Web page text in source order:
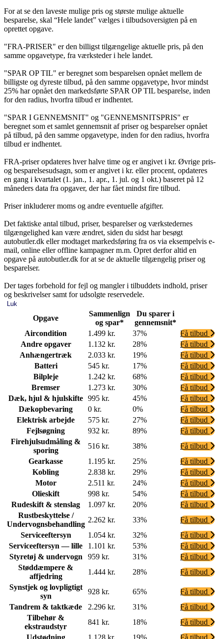
For at se den laveste mulige pris og største mulige aktuelle
besparelse, skal “Hele landet” vælges i tilbudsoversigten på en
oprettet opgave.
"FRA-PRISER" er den billigst tilgængelige aktuelle pris, på den
samme opgavetype, fra værksteder i hele landet.
"SPAR OP TIL" er beregnet som besparelsen opnået mellem de
billigste og dyreste tilbud, på den samme opgavetype, hvor mindst
25% har opnået den markedsførte SPAR OP TIL besparelse, inden
for den radius, hvorfra tilbud er indhentet.
"SPAR I GENNEMSNIT" og "GENNEMSNITSPRIS" er
beregnet som et samlet gennemsnit af priser og besparelser opnået
på tilbud, på den samme opgavetype, inden for den radius, hvorfra
tilbud er indhentet.
FRA-priser opdateres hver halve time og er angivet i kr. Øvrige pris-
og besparelsesudsagn, som er angivet i kr. eller procent, opdateres
en gang i kvartalet (1. jan., 1. apr., 1. jul. og 1 okt.) baseret på 12
måneders data fra opgaver, der har fået mindst fire tilbud.
Priser inkluderer moms og andre eventuelle afgifter.
Det faktiske antal tilbud, priser, besparelser og værkstedernes
tilgængelighed kan være ændret, siden du sidst har besøgt
autobutler.dk eller modtaget markedsføring fra os via eksempelvis e-
mail, online eller offline kampagner m.m. Opret derfor altid en
opgave på autobutler.dk for at se de aktuelle tilgængelig priser og
besparelser.
Der tages forbehold for fejl og mangler i tilbuddets indhold, priser
og beskrivelser samt for udsolgte reservedele.
Luk
Opgave
Sammenlign
og spar*
Du sparer i
gennemsnit*
Aircondition
1.499 kr. 37%
Få tilbud
Andre opgaver
1.132 kr. 28%
Få tilbud
Anhængertræk
2.033 kr. 19%
Få tilbud
Batteri
545 kr. 17%
Få tilbud
Bilpleje
1.242 kr. 68%
Få tilbud
Bremser
1.273 kr. 30%
Få tilbud
Dæk, hjul & hjulskifte 995 kr. 45%
Få tilbud
Dækopbevaring
0 kr. 0%
Få tilbud
Elektrisk arbejde
575 kr. 27%
Få tilbud
Fejlsøgning
932 kr. 89%
Få tilbud
Firehjulsudmåling &
sporing
516 kr. 38%
Få tilbud
Gearkasse
1.195 kr. 25%
Få tilbud
Kobling
2.838 kr. 29%
Få tilbud
Motor
2.511 kr. 24%
Få tilbud
Olieskift
998 kr. 54%
Få tilbud
Rudeskift & stenslag
1.097 kr. 20%
Få tilbud
Rustbeskyttelse /
Undervognsbehandling
2.262 kr. 33%
Få tilbud
Serviceeftersyn
1.054 kr. 32%
Få tilbud
Serviceeftersyn — lille
1.101 kr. 53%
Få tilbud
Styretøj & undervogn
959 kr. 31%
Få tilbud
Støddæmpere &
affjedring
1.444 kr. 28%
Få tilbud
Synstjek og lovpligtigt
syn
928 kr. 65%
Få tilbud
Tandrem & taktkæde
2.296 kr. 31%
Få tilbud
Tilbehør &
ekstraudstyr
841 kr. 18%
Få tilbud